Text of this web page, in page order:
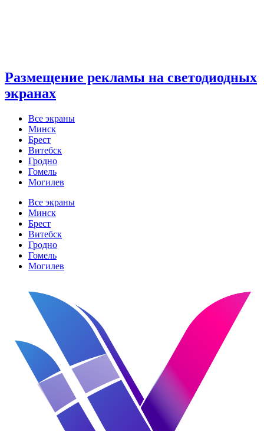
Размещение рекламы на светодиодных
экранах
Все экраны
Минск
Брест
Витебск
Гродно
Гомель
Могилев
Все экраны
Минск
Брест
Витебск
Гродно
Гомель
Могилев